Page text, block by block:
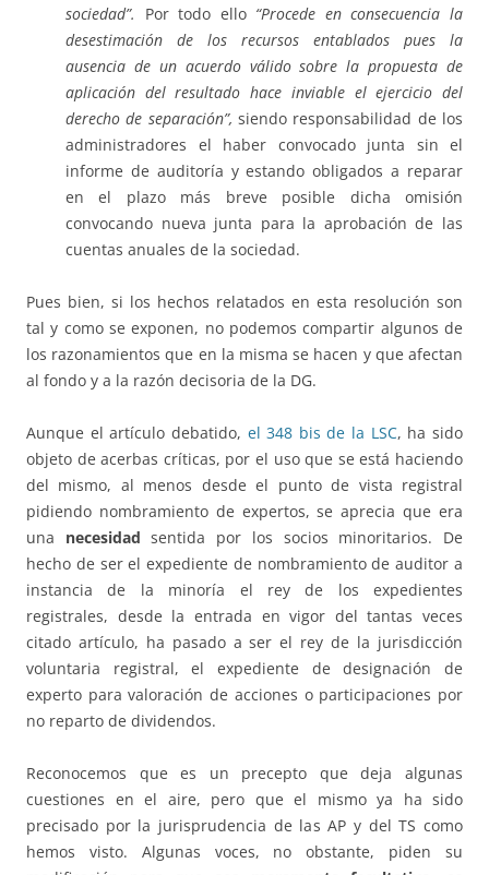
sociedad”.
Por todo ello “Procede en consecuencia la
desestimación de los recursos entablados pues la
ausencia de un acuerdo válido sobre la propuesta de
aplicación del resultado hace inviable el ejercicio del
derecho de separación”, siendo responsabilidad de los
administradores el haber convocado junta sin el
informe de auditoría y estando obligados a reparar
en el plazo más breve posible dicha omisión
convocando nueva junta para la aprobación de las
cuentas anuales de la sociedad.
Pues bien, si los hechos relatados en esta resolución son
tal y como se exponen, no podemos compartir algunos de
los razonamientos que en la misma se hacen y que afectan
al fondo y a la razón decisoria de la DG.
Aunque el artículo debatido, el 348 bis de la LSC, ha sido
objeto de acerbas críticas, por el uso que se está haciendo
del mismo, al menos desde el punto de vista registral
pidiendo nombramiento de expertos, se aprecia que era
una necesidad sentida por los socios minoritarios. De
hecho de ser el expediente de nombramiento de auditor a
instancia de la minoría el rey de los expedientes
registrales, desde la entrada en vigor del tantas veces
citado artículo, ha pasado a ser el rey de la jurisdicción
voluntaria registral, el expediente de designación de
experto para valoración de acciones o participaciones por
no reparto de dividendos.
Reconocemos que es un precepto que deja algunas
cuestiones en el aire, pero que el mismo ya ha sido
precisado por la jurisprudencia de las AP y del TS como
hemos visto. Algunas voces, no obstante, piden su